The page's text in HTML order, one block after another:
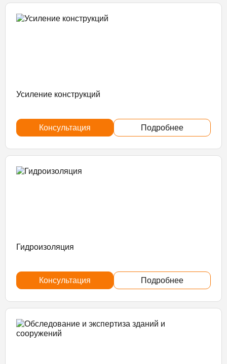
Усиление конструкций
Консультация Подробнее
Гидроизоляция
Консультация Подробнее